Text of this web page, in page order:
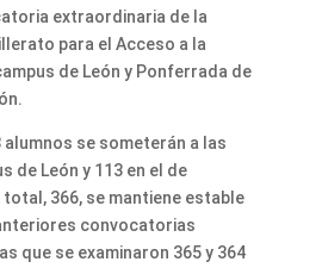
extraordinaria de la
para el Acceso a la
de León y Ponferrada de
se someterán a las
de León y 113 en el de
366, se mantiene estable
convocatorias
que se examinaron 365 y 364